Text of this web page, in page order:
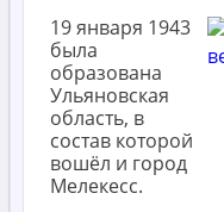
19 января 1943
была
образована
Ульяновская
область, в
состав которой
вошёл и город
Мелекесс.